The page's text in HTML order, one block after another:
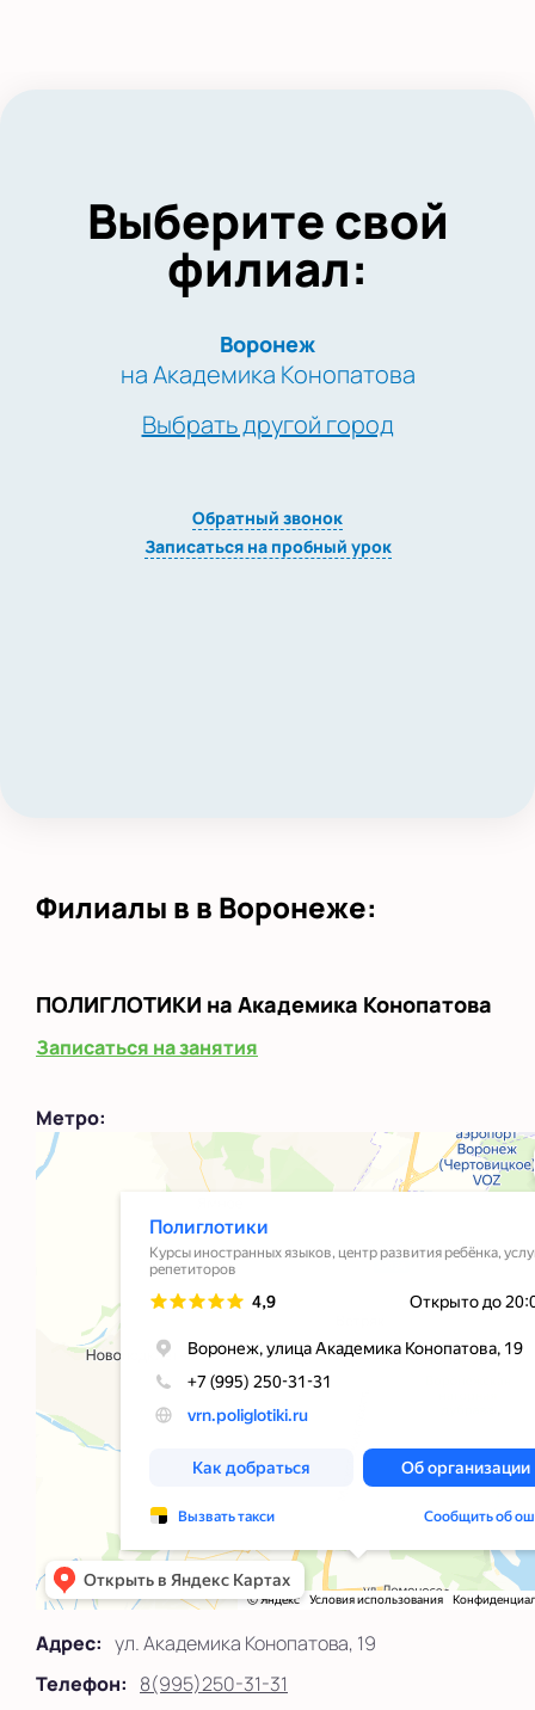
Выберите свой
филиал:
Воронеж
на Академика Конопатова
Выбрать другой город
Обратный звонок
Записаться на пробный урок
Филиалы в в Воронеже:
ПОЛИГЛОТИКИ на Академика Конопатова
Записаться на занятия
Метро:
Адрес: ул. Академика Конопатова, 19
Телефон: 8(995)250-31-31